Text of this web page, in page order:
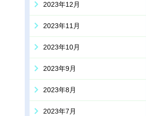
2023年12月
2023年11月
2023年10月
2023年9月
2023年8月
2023年7月